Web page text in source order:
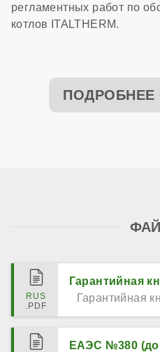
регламентных работ по
котлов ITALTHERM.
ПОДРОБНЕЕ
Гарантийная
Гарантийная
ЕАЭС №380 (до